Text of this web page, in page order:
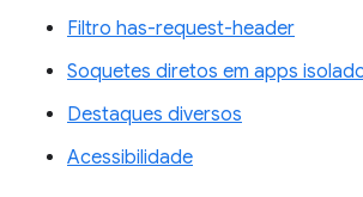
Filtro has-request-header
Soquetes diretos em apps
Destaques diversos
Acessibilidade